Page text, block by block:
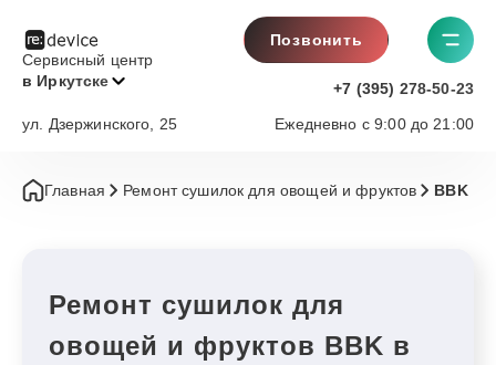
Сервисный центр
в Иркутске
Позвонить
+7 (395) 278-50-23
Ежедневно с 9:00 до 21:00
ул. Дзержинского, 25
Главная Ремонт сушилок для овощей и фруктов BBK
Ремонт сушилок для
овощей и фруктов BBK в